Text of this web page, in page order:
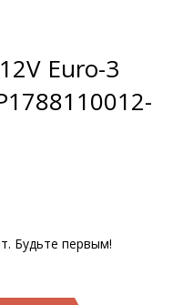
Euro-3
Будьте первым!